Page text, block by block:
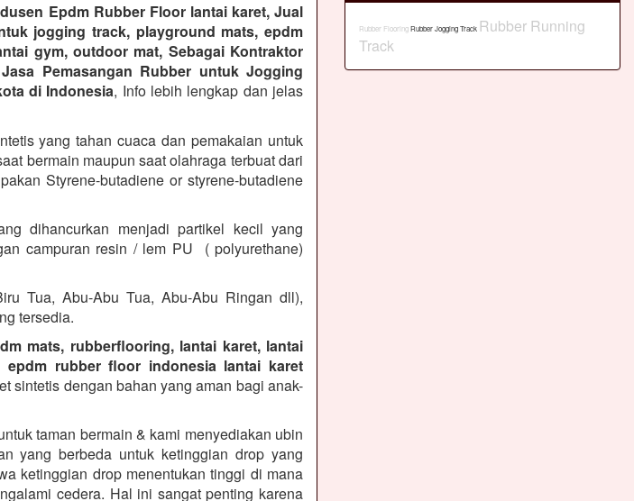
Epdm Rubber Floor lantai karet, Jual
jogging track, playground mats, epdm
gym, outdoor mat, Sebagai Kontraktor
Pemasangan Rubber untuk Jogging
di Indonesia, Info lebih lengkap dan jelas
yang tahan cuaca dan pemakaian untuk
bermain maupun saat olahraga terbuat dari
Styrene-butadiene or styrene-butadiene
dihancurkan menjadi partikel kecil yang
campuran resin / lem PU ( polyurethane)
Tua, Abu-Abu Tua, Abu-Abu Ringan dll),
tersedia.
mats, rubberflooring, lantai karet, lantai
rubber floor indonesia lantai karet
sintetis dengan bahan yang aman bagi anak-
taman bermain & kami menyediakan ubin
yang berbeda untuk ketinggian drop yang
ketinggian drop menentukan tinggi di mana
cedera. Hal ini sangat penting karena
Rubber FlooringRubber Jogging Track Rubber Running
Track